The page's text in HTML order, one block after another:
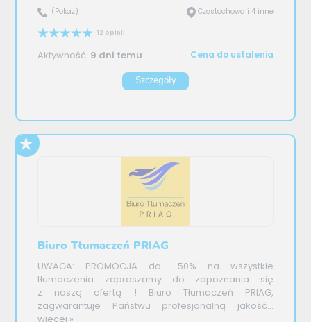
(Pokaż) Częstochowa i 4 inne
12 opinii
Aktywność: 9 dni temu Cena do ustalenia
Szczegóły
Biuro Tłumaczeń PRIAG
UWAGA: PROMOCJA do -50% na wszystkie
tłumaczenia zapraszamy do zapoznania się
z naszą ofertą ! Biuro Tłumaczeń PRIAG,
zagwarantuje Państwu profesjonalną jakość...
więcej »